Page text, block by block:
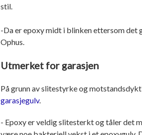
stil.
-Da er epoxy midt i blinken ettersom
Ophus.
Utmerket for garasjen
På grunn av slitestyrke og
garasjegulv.
- Epoxy er veldig slitesterkt og tåler det